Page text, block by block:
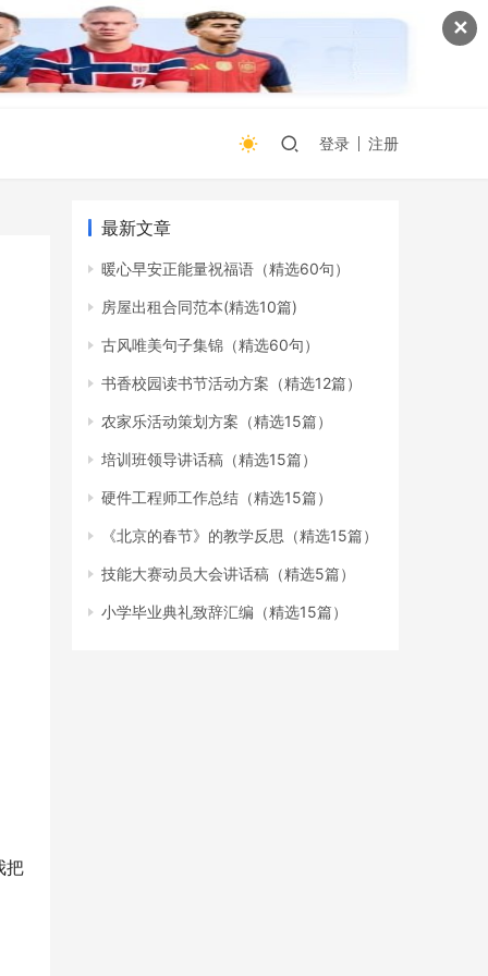
✕
登录 注册
把
最新文章
暖心早安正能量祝福语（精选60句）
房屋出租合同范本(精选10篇)
古风唯美句子集锦（精选60句）
书香校园读书节活动方案（精选12篇）
农家乐活动策划方案（精选15篇）
培训班领导讲话稿（精选15篇）
硬件工程师工作总结（精选15篇）
《北京的春节》的教学反思（精选15篇）
技能大赛动员大会讲话稿（精选5篇）
小学毕业典礼致辞汇编（精选15篇）